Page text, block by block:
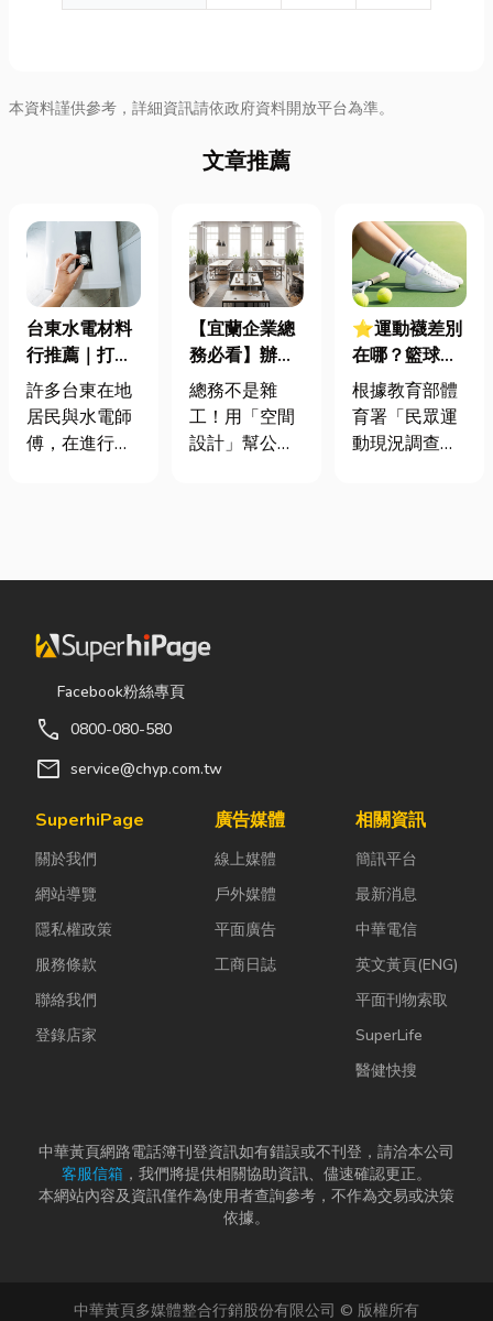
本資料謹供參考，詳細資訊請依政府資料開放平台為準。
文章推薦
台東水電材料
行推薦｜打造
安全耐用的居
家環境
許多台東在地
居民與水電師
傅，在進行居
料行採購。除
齊全，也能依
照施工需求，
快速找到合適
插座、燈具、
馬達、衛浴設
關產品。 無論
關、安裝節能
燈具、處...
【宜蘭企業總
務必看】辦公
室如何打造高
效能職場？從
辦公桌椅、系
總務不是雜
工！用「空間
設計」幫公司
公室時，常覺
什麼補什麼」
換來員工抱怨
辦公室空間設
司賺錢的戰
略！真正厲
害...
⭐運動襪差別
在哪？籃球、
慢跑、排球襪
挑選全攻略，
穿對了運動不
根據教育部體
育署「民眾運
動現況調查」
與各類球類運
抓一雙幾十元
上場。 「運動
鞋就像...
Facebook粉絲專頁
call 0800-080-580
mail service@chyp.com.tw
SuperhiPage
關於我們
網站導覽
隱私權政策
服務條款
聯絡我們
登錄店家
廣告媒體
線上媒體
戶外媒體
平面廣告
工商日誌
相關資訊
簡訊平台
最新消息
中華電信
英文黃頁(ENG)
平面刊物索取
SuperLife
醫健快搜
中華黃頁網路電話簿刊登資訊如有錯誤或不刊登，請洽本公司
客服信箱 ，我們將提供相關協助資訊、儘速確認更正。
本網站內容及資訊僅作為使用者查詢參考，不作為交易或決策
依據。
中華黃頁多媒體整合行銷股份有限公司 © 版權所有